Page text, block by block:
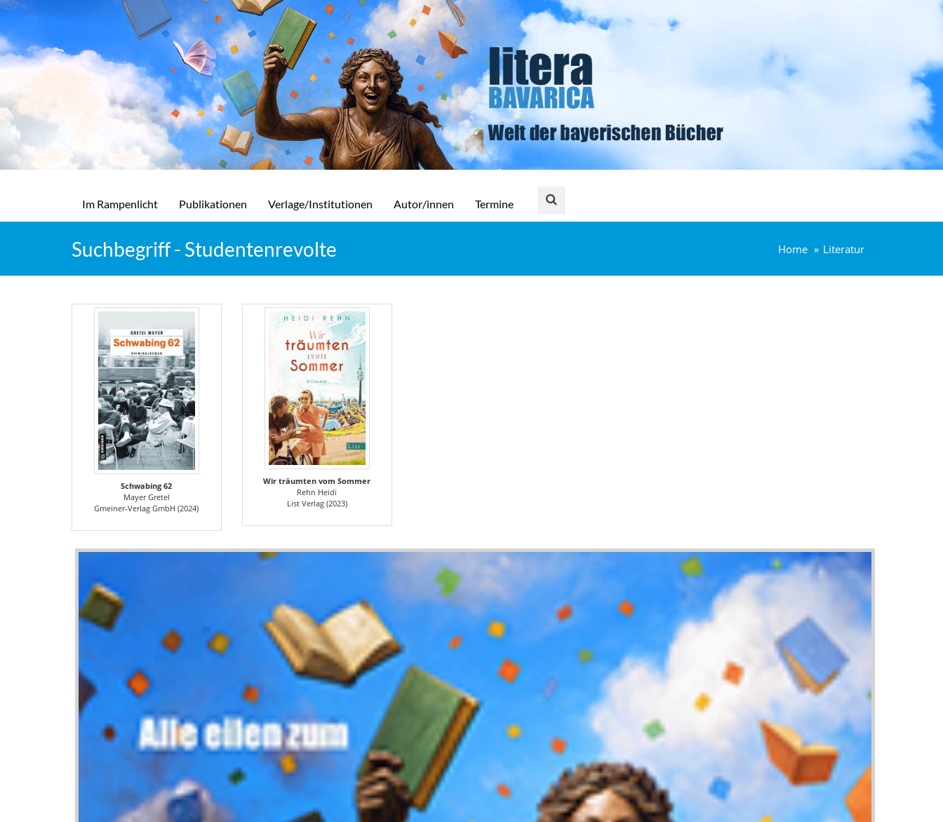
Im Rampenlicht Publikationen Verlage/Institutionen Autor/innen Termine
Suchbegriff - Studentenrevolte Home Literatur
Schwabing 62
Mayer Gretel
Gmeiner-Verlag GmbH (2024)
Wir träumten vom Sommer
Rehn Heidi
List Verlag (2023)